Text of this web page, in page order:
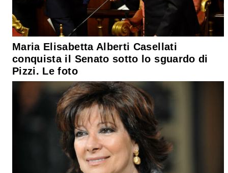
Maria Elisabetta Alberti Casellati
conquista il Senato sotto lo sguardo di
Pizzi. Le foto